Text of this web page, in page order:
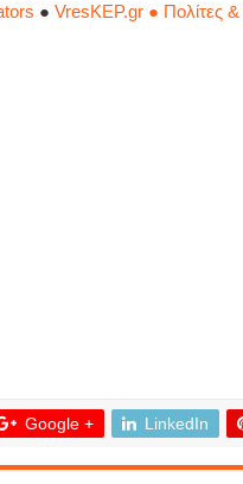
● VresKEP.gr ● Πολίτες
Google + LinkedIn